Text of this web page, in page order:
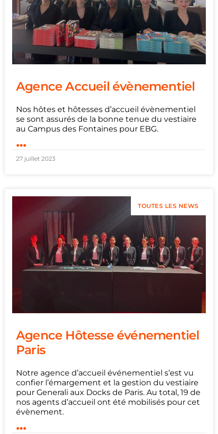
Agence Accueil évènementiel
Nos hôtes et hôtesses d’accueil évènementiel
se sont assurés de la bonne tenue du vestiaire
au Campus des Fontaines pour EBG.
...
27 juillet 2023
TOUTES LES NEWS
Agence Hôtesse événementiel
Paris
Notre agence d’accueil événementiel s’est vu
confier l’émargement et la gestion du vestiaire
pour Generali aux Docks de Paris. Au total, 19 de
nos agents d’accueil ont été mobilisés pour cet
évènement.
...